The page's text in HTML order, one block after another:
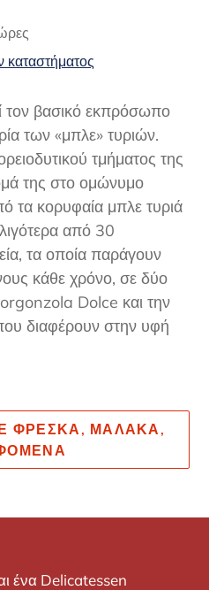
τον βασικό εκπρόσωπο
των «μπλε» τυριών.
τμήματος της
της στο ομώνυμο
τα κορυφαία μπλε τυριά
από 30
τα οποία παράγουν
κάθε χρόνο, σε δύο
Dolce και την
διαφέρουν στην υφή
ΦΡΈΣΚΑ, ΜΑΛΑΚΆ,
ένα Delicatessen